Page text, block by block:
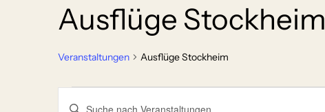
Ausflüge Stockheim
Veranstaltungen Ausflüge Stockheim
Veranstaltungen
Veranstaltungen
Geben